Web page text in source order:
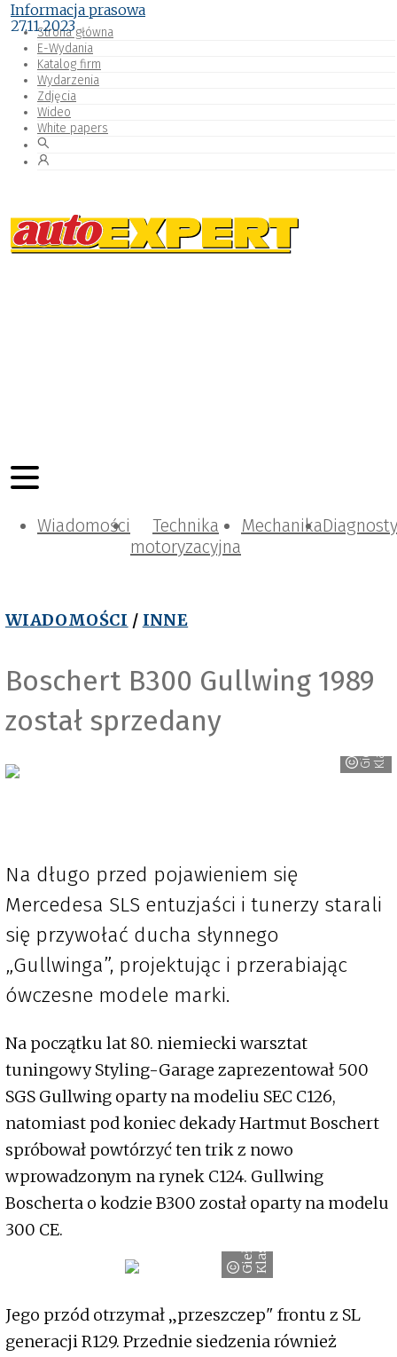
Strona główna
E-Wydania
Katalog firm
Wydarzenia
Zdjęcia
Wideo
White papers
Wiadomości
Technika
motoryzacyjna
Mechanika
WIADOMOŚCI / INNE
Boschert B300 Gullwing 1989
został sprzedany
G
i
e
ł
d
a
K
l
a
s
y
k
ów
Informacja prasowa
27.11.2023
Na długo przed pojawieniem się
Mercedesa SLS entuzjaści i tunerzy starali
się przywołać ducha słynnego
„Gullwinga”, projektując i przerabiając
ówczesne modele marki.
Na początku lat 80. niemiecki warsztat
tuningowy Styling-Garage zaprezentował 500
SGS Gullwing oparty na modeliu SEC C126,
natomiast pod koniec dekady Hartmut Boschert
spróbował powtórzyć ten trik z nowo
wprowadzonym na rynek C124. Gullwing
Boscherta o kodzie B300 został oparty na modelu
300 CE.
G
i
e
ł
d
a
K
l
a
s
y
k
ów
Jego przód otrzymał „przeszczep" frontu z SL
generacji R129. Przednie siedzenia również